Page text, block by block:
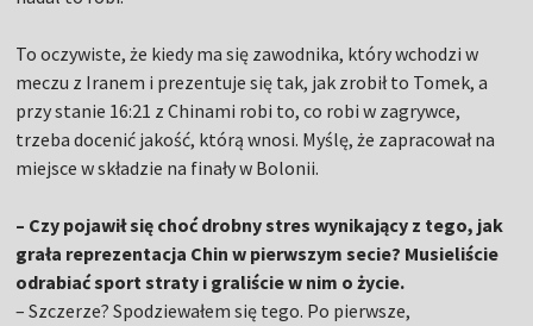
To oczywiste, że kiedy ma się zawodnika, który wchodzi w
meczu z Iranem i prezentuje się tak, jak zrobił to Tomek, a
przy stanie 16:21 z Chinami robi to, co robi w zagrywce,
trzeba docenić jakość, którą wnosi. Myślę, że zapracował na
miejsce w składzie na finały w Bolonii.
– Czy pojawił się choć drobny stres wynikający z tego, jak
grała reprezentacja Chin w pierwszym secie? Musieliście
odrabiać sport straty i graliście w nim o życie.
– Szczerze? Spodziewałem się tego. Po pierwsze,